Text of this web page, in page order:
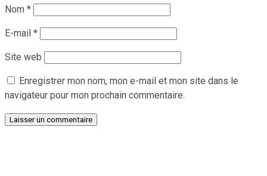
Nom *
E-mail *
Site web
Enregistrer mon nom, mon e-mail et mon site dans le
navigateur pour mon prochain commentaire.